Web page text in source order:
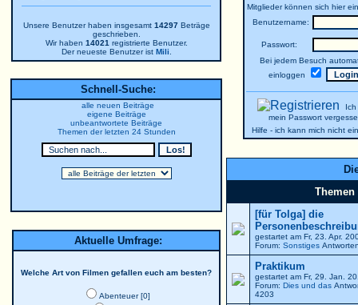
Unsere Benutzer haben insgesamt 14297Beträge
geschrieben.
Wir haben 14021 registrierte Benutzer.
Der neueste Benutzer ist Mili
Schnell-Suche:
alle neuen Beiträge
eigene Beiträge
unbeantwortete Beiträge
Themen der letzten 24 Stunden
Aktuelle Umfrage:
Welche Art von Filmen gefallen euch am besten?
Abenteuer [0]
Mitglieder können sich hier
Benutzername:
Passwort:
Bei jedem Besuch
einloggen
mein Passwort
Hilfe - ich kann mich nicht
Themen
[für Tolga] die
gestartet am Fr, 23. Apr.
Forum: Sonstiges
Praktikum
gestartet am Fr, 29. Jan.
Forum: Dies und das
4203